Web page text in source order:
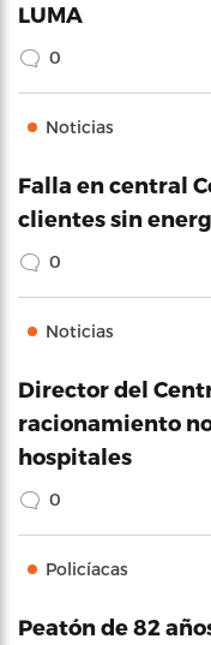
LUMA
0
Noticias
Falla en central
clientes sin
0
Noticias
Director del
racionamiento
hospitales
0
Policíacas
Peatón de 82